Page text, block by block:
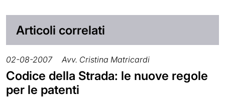
Articoli correlati
02-08-2007 Avv. Cristina Matricardi
Codice della Strada: le nuove regole
per le patenti